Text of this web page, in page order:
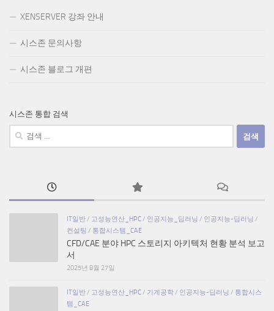
XENSERVER 강좌 안내
시스존 문의사항
시스존 블로그 개편
시스존 통합 검색
검
IT일반/ 고성능연산_HPC/ 인공지능_딥러닝 / 인공지능-딥러닝 /
컨설팅 / 통합시스템_CAE
CFD/CAE 분야 HPC 스토리지 아키텍처 현황 분석 보고
서
2025년 8월 27일
IT일반/ 고성능연산_HPC/ 기계공학/ 인공지능-딥러닝 / 통합시스
템_CAE